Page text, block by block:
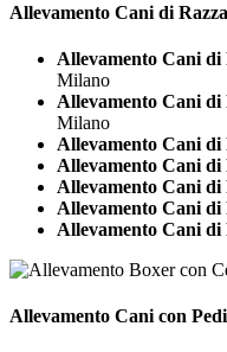
Allevamento Cani di Razza
Allevamento Cani di
Milano
Allevamento Cani
Milano
Allevamento Cani di
Allevamento Cani di
Allevamento Cani di
Allevamento Cani di
Allevamento Cani di
Allevamento Cani con